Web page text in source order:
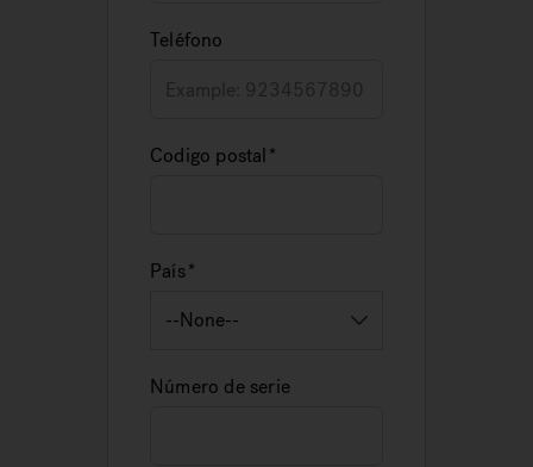
Teléfono
Codigo postal
País
Número de serie